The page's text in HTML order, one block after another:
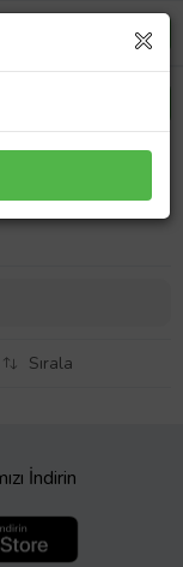
DELİKLİ
Sırala
İndirin